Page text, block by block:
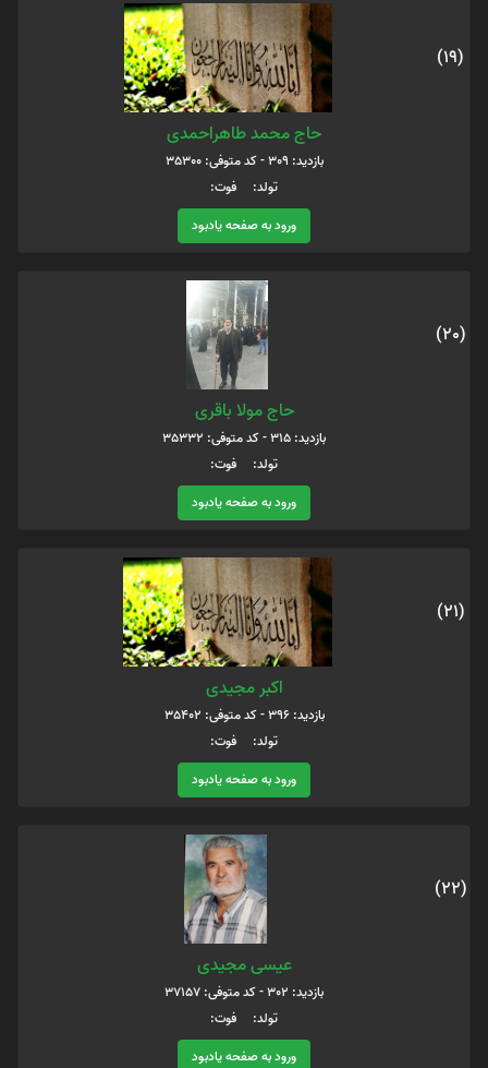
(19)
حاج محمد طاهراحمدی
بازدید: 309 - کد متوفی: 35300
تولد: فوت:
ورود به صفحه یادبود
(20)
حاج مولا باقری
بازدید: 315 - کد متوفی: 35332
تولد: فوت:
ورود به صفحه یادبود
(21)
اکبر مجیدی
بازدید: 396 - کد متوفی: 35402
تولد: فوت:
ورود به صفحه یادبود
(22)
عیسی مجیدی
بازدید: 302 - کد متوفی: 37157
تولد: فوت:
ورود به صفحه یادبود